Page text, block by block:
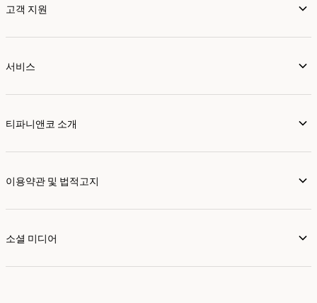
고객 지원
서비스
티파니앤코 소개
이용약관 및 법적고지
소셜 미디어